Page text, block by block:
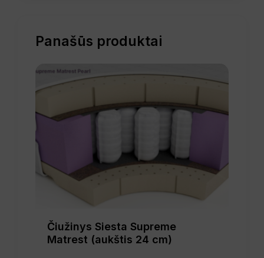
Panašūs produktai
Čiužinys Siesta Supreme
Matrest (aukštis 24 cm)